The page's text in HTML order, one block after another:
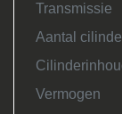
Transmissie
Aantal
Vermogen